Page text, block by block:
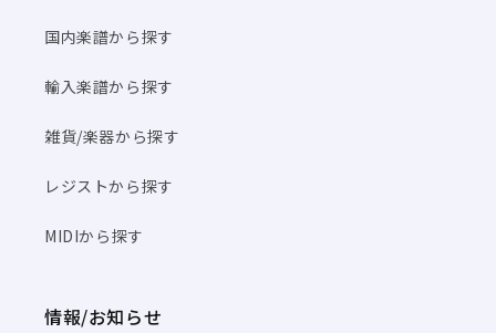
国内楽譜から探す
輸入楽譜から探す
雑貨/楽器から探す
レジストから探す
MIDIから探す
情報/お知らせ